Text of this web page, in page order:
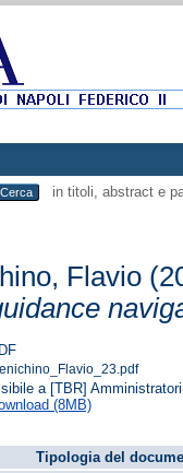
in titoli, abstract e
Flavio
a [TBR]
(8MB)
Tipologia del